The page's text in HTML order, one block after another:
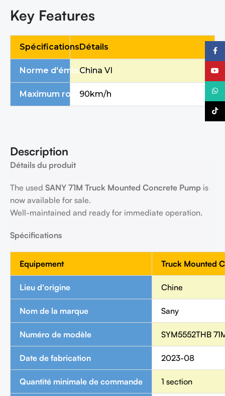
Key Features
Spécifications Détails
Norme d'émissionChina VI
Maximum road speed
90km/h
Description
Détails du produit
The used SANY 71M Truck Mounted Concrete Pump is
now available for sale.
Well-maintained and ready for immediate operation.
Spécifications
Equipement Truck Mounted
Lieu d'origine Chine
Nom de la marque Sany
Numéro de modèle SYM5552THB
Date de fabrication 2023-08
Quantité minimale de commande 1 section